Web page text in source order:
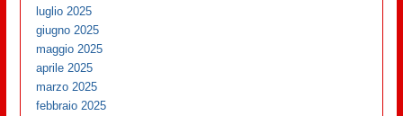
luglio 2025
giugno 2025
maggio 2025
aprile 2025
marzo 2025
febbraio 2025